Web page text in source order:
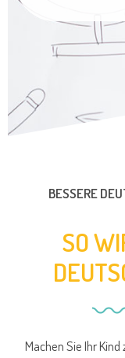
BESSERE
SO
Machen Sie Ihr